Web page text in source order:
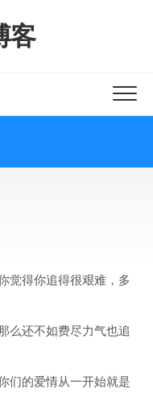
客
觉得你追得很艰难，多
么还不如费尽力气也追
们的爱情从一开始就是